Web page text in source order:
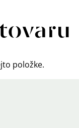
položke.